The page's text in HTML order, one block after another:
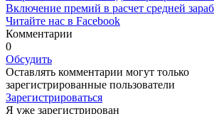
Включение премий в расчет средней
Читайте нас в Facebook
Комментарии
0
Обсудить
Оставлять комментарии могут только
зарегистрированные пользователи
Зарегистрироваться
Я уже зарегистрирован